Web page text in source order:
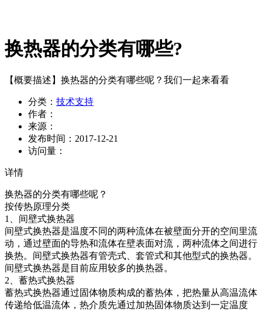
换热器的分类有哪些?
【概要描述】 换热器的分类有哪些呢？我们一起来看看
分类： 技术支持
作者：
来源：
发布时间： 2017-12-21
访问量：
详情
换热器的分类有哪些呢？
按传热原理分类
1、间壁式换热器
间壁式换热器是温度不同的两种流体在被壁面分开的空间里流
动，通过壁面的导热和流体在壁表面对流，两种流体之间进行
换热。间壁式换热器有管壳式、套管式和其他型式的换热器。
间壁式换热器是目前应用较多的换热器。
2、蓄热式换热器
蓄热式换热器通过固体物质构成的蓄热体，把热量从高温流体
传递给低温流体，热介质先通过加热固体物质达到一定温度